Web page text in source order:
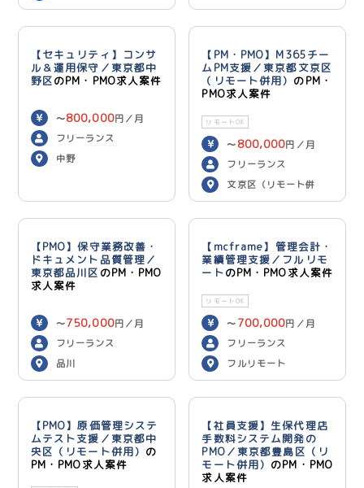
【セキュリティ】コンサ
ル＆運用保守／東京都中
野区のPM・PMO求人案件
〜800,000円／月
フリーランス
中野
【PM・PMO】M365チー
ムPM支援／東京都文京区
（リモート併用） のPM・
PMO求人案件
リモートOK
〜 800,000円／月
フリーランス
文京区（リモート併
用）
【PMO】保守業務改善・
ドキュメント品質管理／
東京都品川区 のPM・PMO
求人案件
〜750,000円／月
フリーランス
品川
【mcframe】管理会計・
業績管理支援／フルリモ
ートのPM・PMO求人案件
リモートOK
〜 700,000円／月
フリーランス
フルリモート
【PMO】原価管理システ
ムテスト支援／東京都中
央区（リモート併用） の
PM・PMO求人案件
【社員支援】生保代理店
手数料システム開発の
PMO／東京都豊島区（リ
モート併用） のPM・PMO
求人案件